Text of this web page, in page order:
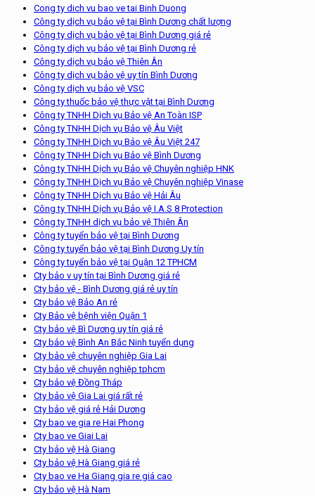
Cong ty dich vu bao ve tai Binh Duong
Công ty dịch vụ bảo vệ tại Bình Dương chất lượng
Công ty dịch vụ bảo vệ tại Bình Dương giá rẻ
Công ty dịch vụ bảo vệ tại Bình Dương rẻ
Công ty dịch vụ bảo vệ Thiên Ân
Công ty dịch vụ bảo vệ uy tín Bình Dương
Công ty dịch vụ bảo vệ VSC
Công ty thuốc bảo vệ thực vật tại Bình Dương
Công ty TNHH Dịch vụ Bảo vệ An Toàn ISP
Công ty TNHH Dịch vụ Bảo vệ Âu Việt
Công ty TNHH Dịch vụ Bảo vệ Âu Việt 247
Công ty TNHH Dịch vụ Bảo vệ Bình Dương
Công ty TNHH Dịch vụ Bảo vệ Chuyên nghiệp HNK
Công ty TNHH Dịch vụ Bảo vệ Chuyên nghiệp Vinase
Công ty TNHH Dịch vụ Bảo vệ Hải Âu
Công ty TNHH Dịch vụ Bảo vệ I.A.S 8 Protection
Công ty TNHH dịch vụ bảo vệ Thiên Ân
Công ty tuyển bảo vệ tại Bình Dương
Công ty tuyển bảo vệ tại Bình Dương Uy tín
Công ty tuyển bảo vệ tại Quận 12 TPHCM
Cty bảo v uy tín tại Bình Dương giá rẻ
Cty bảo vệ - Bình Dương giá rẻ uy tín
Cty bảo vệ Bảo An rẻ
Cty Bảo vệ bệnh viện Quận 1
Cty bảo vệ Bì Dương uy tín giá rẻ
Cty bảo vệ Bình An Bắc Ninh tuyển dụng
Cty bảo vệ chuyên nghiệp Gia Lai
Cty bảo vệ chuyên nghiệp tphcm
Cty bảo vệ Đồng Tháp
Cty bảo vệ Gia Lai giá rất rẻ
Cty bảo vệ giá rẻ Hải Dương
Cty bao ve gia re Hai Phong
Cty bao ve Giai Lai
Cty bảo vệ Hà Giang
Cty bảo vệ Hà Giang giá rẻ
Cty bao ve Ha Giang gia re giá cao
Cty bảo vệ Hà Nam